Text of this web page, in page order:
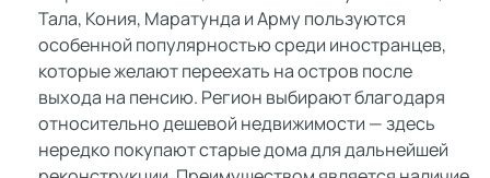
Тала, Кония, Маратунда и Арму пользуются
особенной популярностью среди иностранцев,
которые желают переехать на остров после
выхода на пенсию. Регион выбирают благодаря
относительно дешевой недвижимости — здесь
нередко покупают старые дома для дальнейшей